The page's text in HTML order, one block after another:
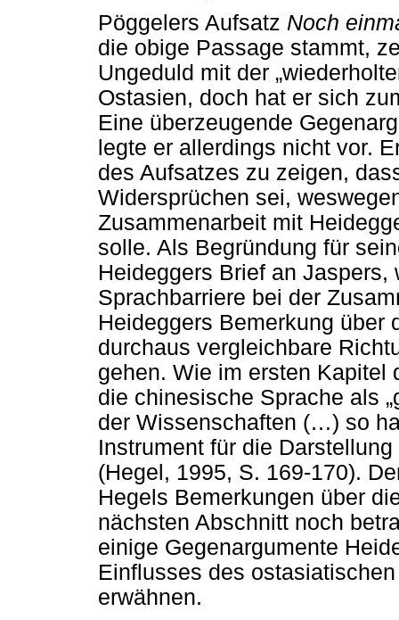
Pöggelers Aufsatz Noch
die obige Passage stammt,
Ungeduld mit der
Ostasien, doch hat er sich
Eine überzeugende
legte er allerdings nicht vor.
des Aufsatzes zu zeigen,
Widersprüchen sei,
Zusammenarbeit mit
solle. Als Begründung für
Heideggers Brief an
Sprachbarriere bei der
Heideggers Bemerkung über
durchaus vergleichbare
gehen. Wie im ersten Kapitel
die chinesische Sprache als
der Wissenschaften (…) so
Instrument für die
(Hegel, 1995, S. 169-170).
Hegels Bemerkungen über
nächsten Abschnitt noch
einige Gegenargumente
Einflusses des
erwähnen.